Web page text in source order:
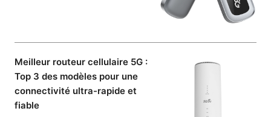
Meilleur routeur cellulaire 5G :
Top 3 des modèles pour une
connectivité ultra-rapide et
fiable